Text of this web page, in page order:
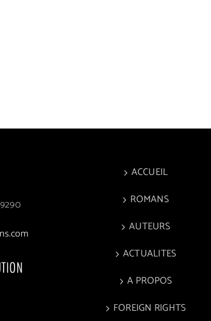
ACCUEIL
ROMANS
AUTEURS
ACTUALITES
A PROPOS
FOREIGN RIGHTS